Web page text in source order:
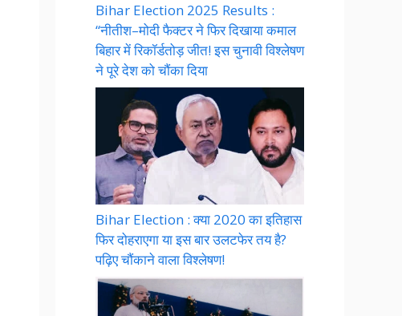
Bihar Election 2025 Results :
“नीतीश–मोदी फैक्टर ने फिर दिखाया कमाल
बिहार में रिकॉर्डतोड़ जीत! इस चुनावी विश्लेषण
ने पूरे देश को चौंका दिया
Bihar Election : क्या 2020 का इतिहास
फिर दोहराएगा या इस बार उलटफेर तय है?
पढ़िए चौंकाने वाला विश्लेषण!